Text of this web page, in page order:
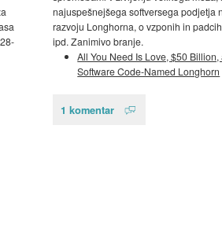
najuspešnejšega softversega podjetja
razvoju Longhorna, o vzponih in
ipd. Zanimivo branje.
All You Need Is Love, $50
Software Code-Named Longhorn
1 komentar